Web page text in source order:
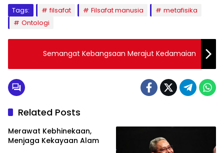
Tags: filsafat Filsafat manusia
metafisika
Ontologi
Semangat Kebangsaan Merajut Kedamaian
Related Posts
Merawat Kebhinekaan,
Menjaga Kekayaan Alam